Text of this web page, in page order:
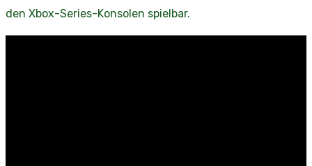
den Xbox-Series-Konsolen spielbar.